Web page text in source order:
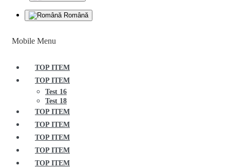
Română
Mobile Menu
TOP ITEM
TOP ITEM
Test 16
Test 18
TOP ITEM
TOP ITEM
TOP ITEM
TOP ITEM
TOP ITEM